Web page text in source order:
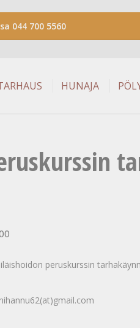
044 700 5560
HUNAJA
peruskurssin